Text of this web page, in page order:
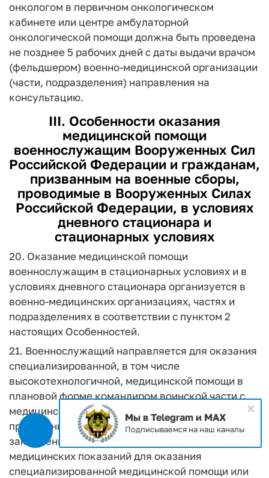
онкологом в первичном онкологическом
кабинете или центре амбулаторной
онкологической помощи должна быть проведена
не позднее 5 рабочих дней с даты выдачи врачом
(фельдшером) военно-медицинской организации
(части, подразделения) направления на
консультацию.
III. Особенности оказания
медицинской помощи
военнослужащим Вооруженных Сил
Российской Федерации и гражданам,
призванным на военные сборы,
проводимые в Вооруженных Силах
Российской Федерации, в условиях
дневного стационара и
стационарных условиях
20. Оказание медицинской помощи
военнослужащим в стационарных условиях и в
условиях дневного стационара организуется в
военно-медицинских организациях, частях и
подразделениях в соответствии с пунктом 2
настоящих Особенностей.
21. Военнослужащий направляется для оказания
специализированной, в том числе
высокотехнологичной, медицинской помощи в
плановой форме командиром воинской части с
медицинской книжкой, содержащей результаты
проведенного медицинского обследования,
заключение врача (фельдшера) о наличии
медицинских показаний для оказания
специализированной медицинской помощи или
Мы в Telegram и MAX
Подписываемся на наш каналы